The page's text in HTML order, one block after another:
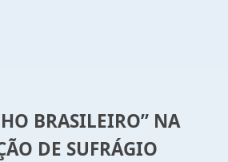
BRASILEIRO” NA
DE SUFRÁGIO